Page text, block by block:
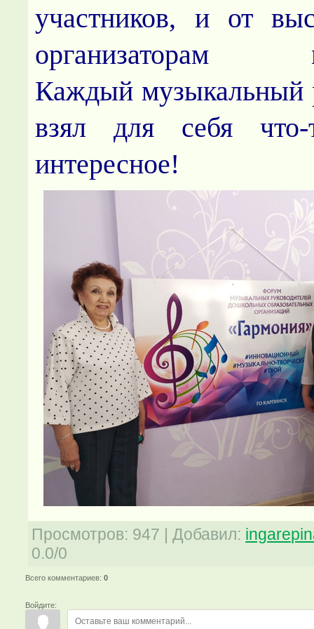
участников, и от
организаторам
Каждый музыкальный
взял для себя
интересное!
Просмотров: 947 |Добавил:
0.0/0
Всего комментариев:0
Войдите: